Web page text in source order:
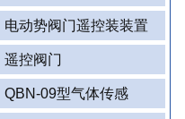
电动势阀门遥控装装置
遥控阀门
QBN-09型气体传感